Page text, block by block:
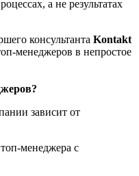
а не результатах
консультанта Kontakt
менеджеров в непростое
зависит от
менеджера с